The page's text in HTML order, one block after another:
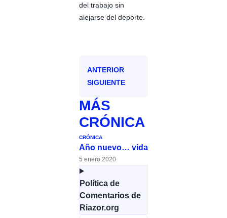
del trabajo sin
alejarse del deporte.
ANTERIOR
SIGUIENTE
MÁS
CRÓNICA
CRÓNICA
Año nuevo… vida
5 enero 2020
Política de
Comentarios de
Riazor.org